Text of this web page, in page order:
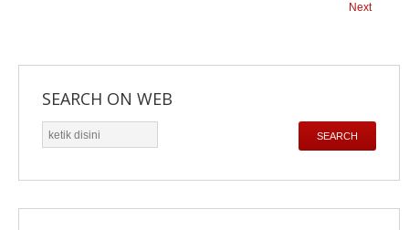
Next
SEARCH ON WEB
SEARCH
cari